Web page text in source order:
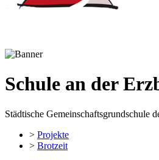
Schule an der
Städtische Gemeinschaftsgrundschule
> Projekte
> Brotzeit